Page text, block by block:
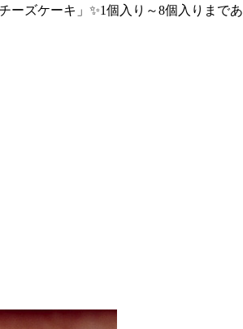
ーズケーキ」✨1個入り～8個入りまであ